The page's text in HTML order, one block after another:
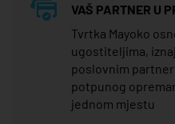
VAŠ PARTNER U
Tvrtka Mayoko
ugostiteljima,
poslovnim
potpunog
jednom mjestu